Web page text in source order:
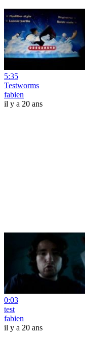
5:35
Testworms
fabien
il y a 20 ans
0:03
test
fabien
il y a 20 ans